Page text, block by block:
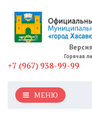
Горячая
+7 (967) 938-99-99
МЕНЮ